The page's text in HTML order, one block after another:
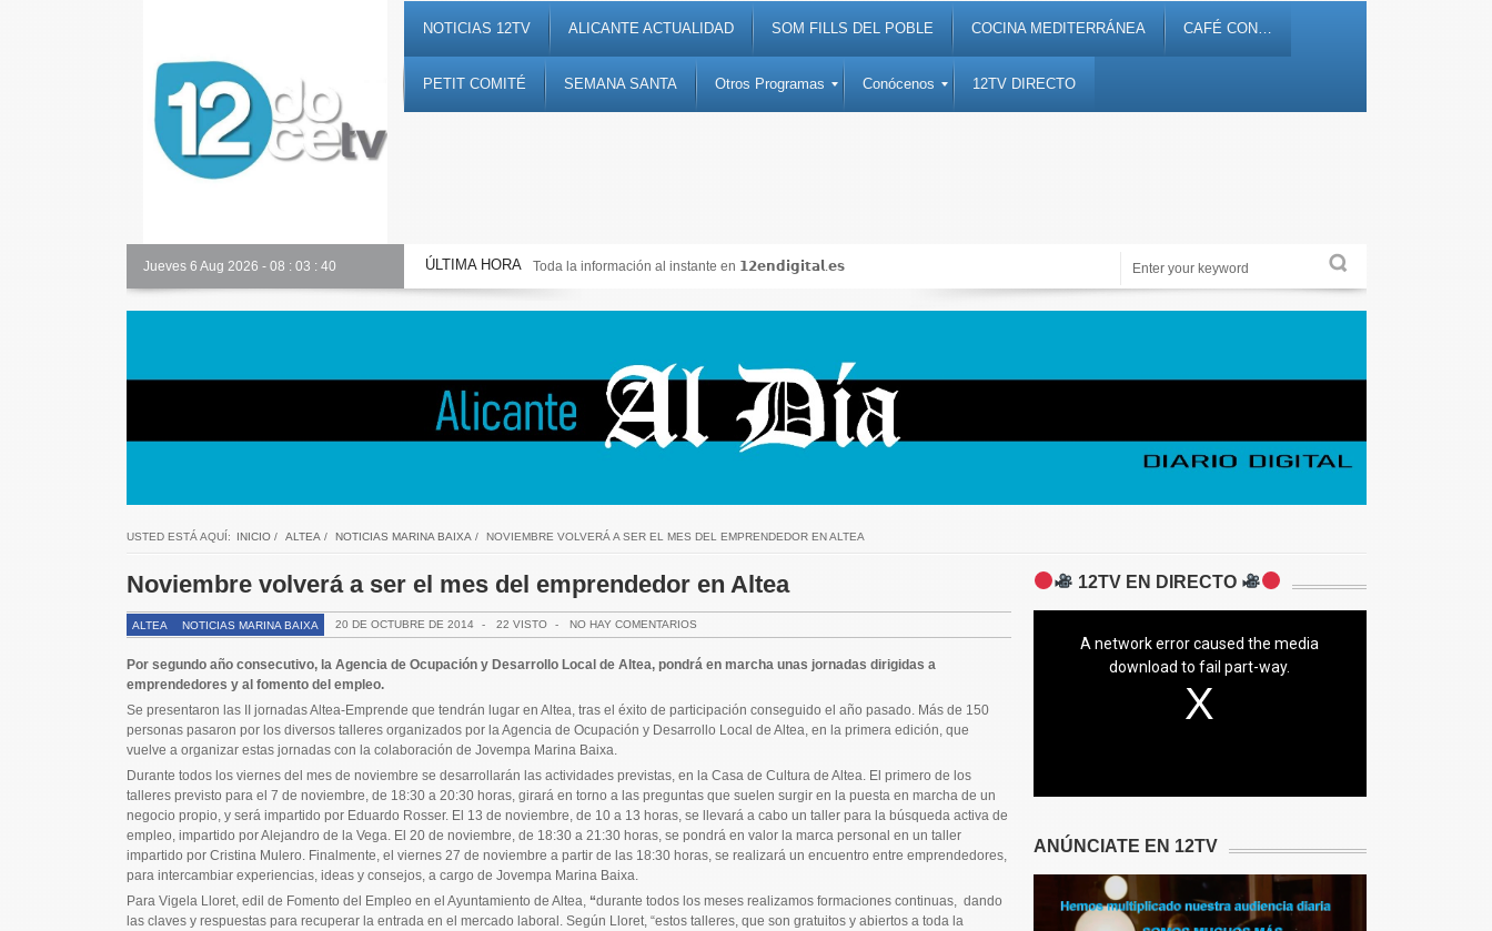
NOTICIAS 12TV ALICANTE ACTUALIDAD SOM FILLS DEL POBLE COCINA MEDITERRÁNEA CAFÉ CON…
PETIT COMITÉ SEMANA SANTA Otros Programas Conócenos 12TV DIRECTO
Jueves 6 Aug 2026 - 08 : 03 : 41 ÚLTIMA HORA
Alicante Actualidad Toda la información al instante en 𝟭𝟮𝗲𝗻𝗱𝗶𝗴𝗶𝘁𝗮𝗹.𝗲𝘀 Noticias, debates, fiestas, cultura, ocio y entretenimiento
USTED ESTÁ AQUÍ: INICIO/ ALTEA / NOTICIAS MARINA BAIXA / NOVIEMBRE VOLVERÁ A SER EL MES DEL EMPRENDEDOR EN ALTEA
Noviembre volverá a ser el mes del emprendedor en Altea
ALTEA NOTICIAS MARINA BAIXA 20 DE OCTUBRE DE 2014 - 22 VISTO - NO HAY COMENTARIOS
Por segundo año consecutivo, la Agencia de Ocupación y Desarrollo Local de Altea, pondrá en marcha unas jornadas dirigidas a
emprendedores y al fomento del empleo.
Se presentaron las II jornadas Altea-Emprende que tendrán lugar en Altea, tras el éxito de participación conseguido el año pasado. Más de 150
personas pasaron por los diversos talleres organizados por la Agencia de Ocupación y Desarrollo Local de Altea, en la primera edición, que
vuelve a organizar estas jornadas con la colaboración de Jovempa Marina Baixa.
Durante todos los viernes del mes de noviembre se desarrollarán las actividades previstas, en la Casa de Cultura de Altea. El primero de los
talleres previsto para el 7 de noviembre, de 18:30 a 20:30 horas, girará en torno a las preguntas que suelen surgir en la puesta en marcha de un
negocio propio, y será impartido por Eduardo Rosser. El 13 de noviembre, de 10 a 13 horas, se llevará a cabo un taller para la búsqueda activa de
empleo, impartido por Alejandro de la Vega. El 20 de noviembre, de 18:30 a 21:30 horas, se pondrá en valor la marca personal en un taller
impartido por Cristina Mulero. Finalmente, el viernes 27 de noviembre a partir de las 18:30 horas, se realizará un encuentro entre emprendedores,
para intercambiar experiencias, ideas y consejos, a cargo de Jovempa Marina Baixa.
Para Vigela Lloret, edil de Fomento del Empleo en el Ayuntamiento de Altea, “durante todos los meses realizamos formaciones continuas, dando
las claves y respuestas para recuperar la entrada en el mercado laboral. Según Lloret, “estos talleres, que son gratuitos y abiertos a toda la
12TV EN DIRECTO
A network error caused the media
download to fail part-way.
ANÚNCIATE EN 12TV